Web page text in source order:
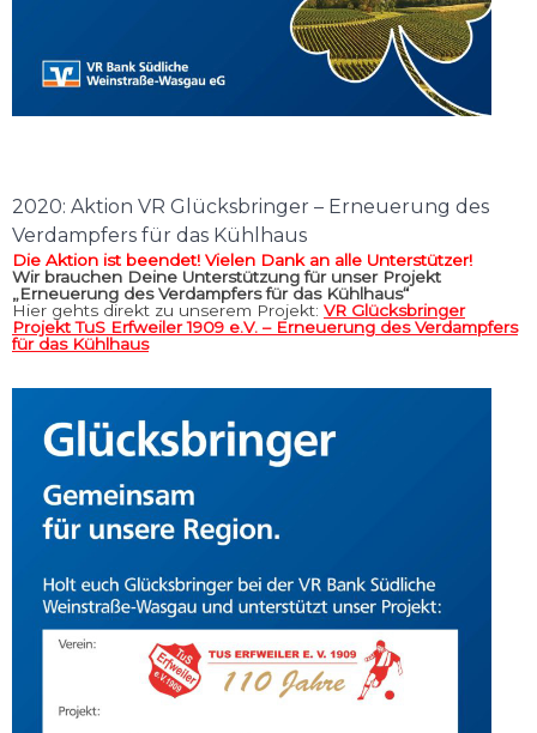
2020: Aktion VR Glücksbringer – Erneuerung des
Verdampfers für das Kühlhaus
Die Aktion ist beendet! Vielen Dank an alle Unterstützer!
Wir brauchen Deine Unterstützung für unser Projekt
„Erneuerung des Verdampfers für das Kühlhaus“
Hier gehts direkt zu unserem Projekt: VR Glücksbringer
Projekt TuS Erfweiler 1909 e.V. – Erneuerung des Verdampfers
für das Kühlhaus